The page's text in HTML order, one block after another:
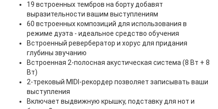
19 встроенных тембров на борту добавят
выразительности вашим выступлениям
60 встроенных композиций для использования в
режиме дуэта - идеальное средство обучения
Встроенный ревербератор и хорус для придания
глубины звучанию
Встроенная 2-полосная акустическая система (8 Вт + 8
Вт)
2-трековый MIDI-рекордер позволяет записывать ваши
выступления
Включает выдвижную крышку, подставку для нот и